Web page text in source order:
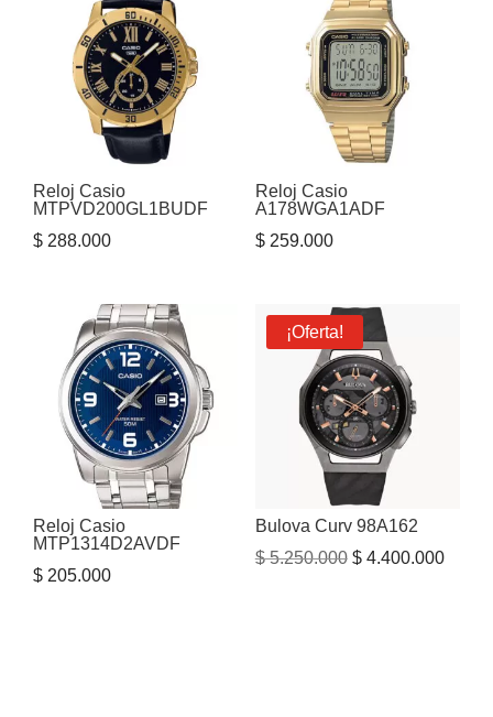
$ 1.515.000.
Reloj Casio
MTPVD200GL1BUDF
$ 288.000
Reloj Casio
A178WGA1ADF
$259.000
Reloj Casio
MTP1314D2AVDF
$ 205.000
¡Oferta!
Bulova Curv 98A162
$5.250.000 El
$4.400.000El